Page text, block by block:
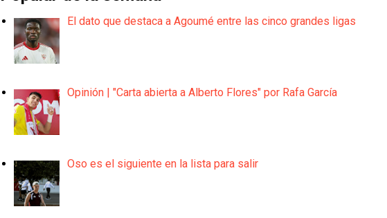
El dato que destaca a Agoumé entre las cinco grandes ligas
Opinión | "Carta abierta a Alberto Flores" por Rafa García
Oso es el siguiente en la lista para salir